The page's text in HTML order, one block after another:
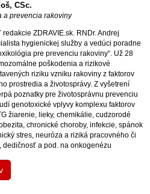
CSc.
a prevencia rakoviny
ZDRAVIE.sk. RNDr. Andrej
hygienickej služby a vedúci poradne
pre prevenciu rakoviny“. Už 28
poškodenia a rizikové
riziku vzniku rakoviny z faktorov
prostredia a životosprávy. Z vyšetrení
poznatky pre životosprávnu prevenciu
genotoxické vplyvy komplexu faktorov
žiarenie, lieky, chemikálie, cudzorodé
chronické choroby, infekcie, spánok
stres, neuróza a riziká pracovného či
dedičnosť a pod. na onkogenézu